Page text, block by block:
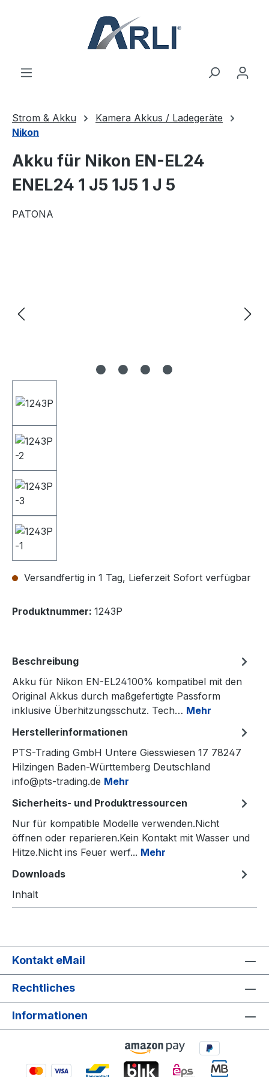
Strom & Akku
Kamera Akkus / Ladegeräte
Nikon
Akku für Nikon EN-EL24
ENEL24 1 J5 1J5 1 J 5
PATONA
Versandfertig in 1 Tag, Lieferzeit Sofort verfügbar
Produktnummer: 1243P
Beschreibung
Akku für Nikon EN-EL24100% kompatibel mit den
Original Akkus durch maßgefertigte Passform
inklusive Überhitzungsschutz. Tech… Mehr
Herstellerinformationen
PTS-Trading GmbH Untere Giesswiesen 17 78247
Hilzingen Baden-Württemberg Deutschland
info@pts-trading.de Mehr
Sicherheits- und Produktressourcen
Nur für kompatible Modelle verwenden.Nicht
öffnen oder reparieren.Kein Kontakt mit Wasser und
Hitze.Nicht ins Feuer werf... Mehr
Downloads
Inhalt
Kontakt eMail
Rechtliches
Informationen